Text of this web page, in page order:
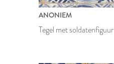
ANONIEM
Tegel met soldatenfiguur